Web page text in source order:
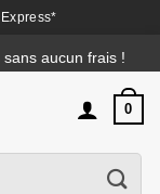
aucun frais !
0